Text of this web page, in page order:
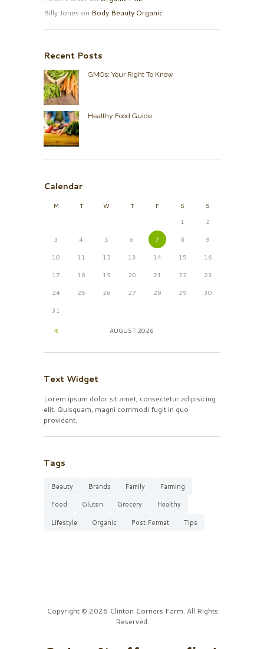
Billy Jones on Body Beauty Organic
Recent Posts
GMOs: Your Right To Know
Healthy Food Guide
Calendar
M T W T F S
S
1
2
3 4 5 6 7 8 9
10 11 12 13 14 15 16
17 18 19 20 21 22 23
24 25 26 27 28 29 30
31
AUGUST 2026
Text Widget
Lorem ipsum dolor sit amet, consectetur adipisicing
elit. Quisquam, magni commodi fugit in quo
provident.
Tags
Beauty Brands Family
Farming
Food
Gluten Grocery
Healthy
Lifestyle
Organic Post Format Tips
Copyright © 2026 Clinton Corners Farm. All Rights
Reserved.